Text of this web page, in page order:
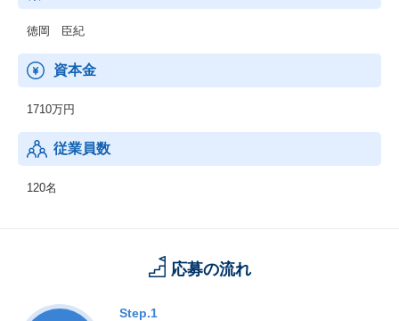
徳岡 臣紀
資本金
1710万円
従業員数
120名
応募の流れ
Step.1